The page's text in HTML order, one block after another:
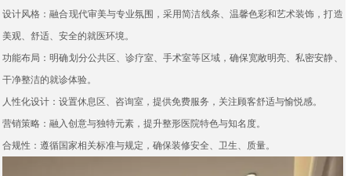
设计风格：融合现代审美与专业氛围，采用简洁线条、温馨色彩和艺术装饰，打造
美观、舒适、安全的就医环境。
功能布局：明确划分公共区、诊疗室、手术室等区域，确保宽敞明亮、私密安静、
干净整洁的就诊体验。
人性化设计：设置休息区、咨询室，提供免费服务，关注顾客舒适与愉悦感。
营销策略：融入创意与独特元素，提升整形医院特色与知名度。
合规性：遵循国家相关标准与规定，确保装修安全、卫生、质量。